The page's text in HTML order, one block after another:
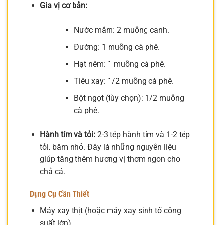
Gia vị cơ bản:
Nước mắm: 2 muỗng canh.
Đường: 1 muỗng cà phê.
Hạt nêm: 1 muỗng cà phê.
Tiêu xay: 1/2 muỗng cà phê.
Bột ngọt (tùy chọn): 1/2 muỗng
cà phê.
Hành tím và tỏi:2-3 tép hành tím và 1-2 tép
tỏi, băm nhỏ. Đây là những nguyên liệu
giúp tăng thêm hương vị thơm ngon cho
chả cá.
Dụng Cụ Cần Thiết
Máy xay thịt (hoặc máy xay sinh tố công
suất lớn).